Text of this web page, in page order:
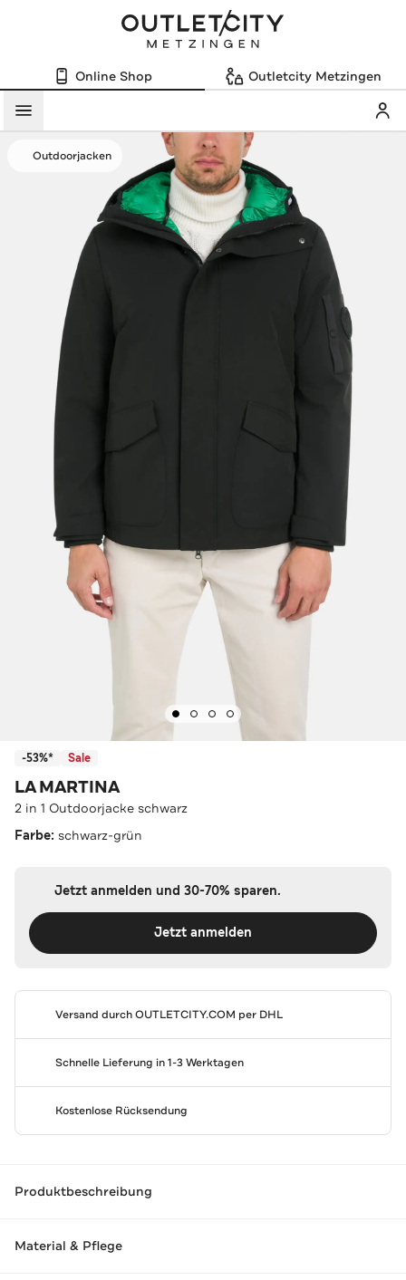
Online Shop Outletcity Metzingen
Menü
Outdoorjacken
-53%* Sale
LA MARTINA
2 in 1 Outdoorjacke schwarz
Farbe: schwarz-grün
Jetzt anmelden und 30-70% sparen.
Jetzt anmelden
Versand durchOUTLETCITY.COM per DHL
Schnelle Lieferung in 1-3 Werktagen
Kostenlose Rücksendung
Produktbeschreibung
Material & Pflege